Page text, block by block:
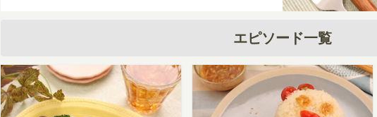
エピソード一覧